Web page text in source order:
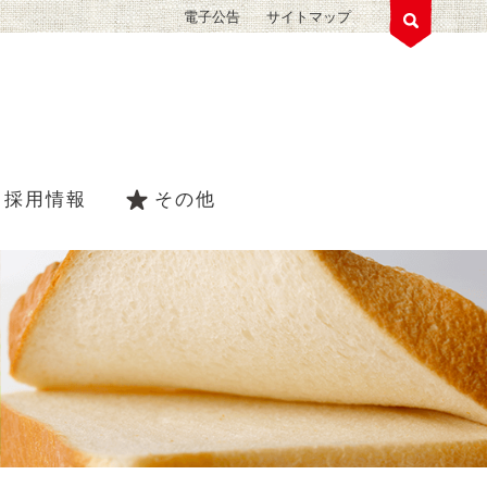
採用情報 その他
電子公告 サイトマップ